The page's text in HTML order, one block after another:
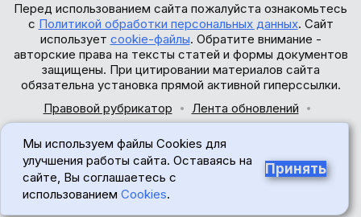
Перед использованием сайта пожалуйста ознакомьтесь
с Политикой обработки персональных данных. Сайт
использует cookie-файлы. Обратите внимание -
авторские права на тексты статей и формы документов
защищены. При цитировании материалов сайта
обязательна установка прямой активной гиперссылки.
Правовой рубрикатор
Лента обновлений
© 2017-2026
18+
Мы используем файлы Cookies для
улучшения работы сайта. Оставаясь на
сайте, Вы соглашаетесь с
использованием Cookies.
Принять